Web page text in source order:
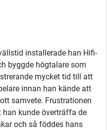
installerade han Hifi-
byggde högtalare som
mycket tid till att
innan han kände att
samvete. Frustrationen
han kunde överträffa de
och så föddes hans